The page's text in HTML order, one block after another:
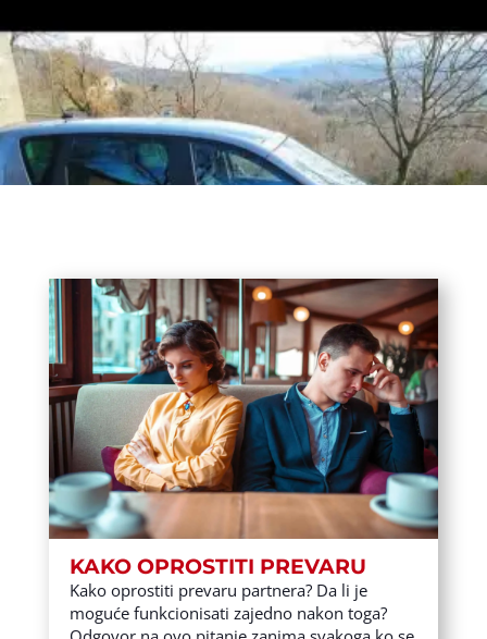
KAKO OPROSTITI PREVARU
Kako oprostiti prevaru partnera? Da li je
moguće funkcionisati zajedno nakon toga?